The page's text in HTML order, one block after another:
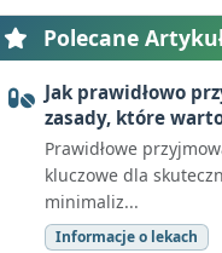
Polecane
Jak prawidłowo
zasady, które
Prawidłowe
kluczowe dla
minimaliz...
Informacje o lekach